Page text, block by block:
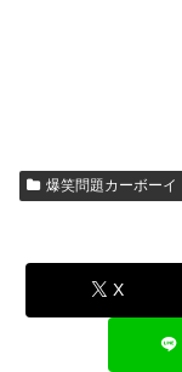
爆笑問題カーボーイ
X